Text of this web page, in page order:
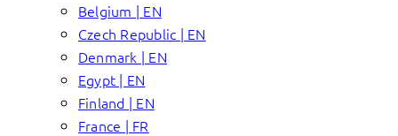
Belgium | EN
Czech Republic | EN
Denmark | EN
Egypt | EN
Finland | EN
France | FR